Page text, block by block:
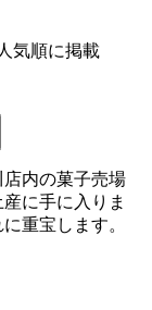
気順に掲載
内の菓子売場
に手に入りま
重宝します。